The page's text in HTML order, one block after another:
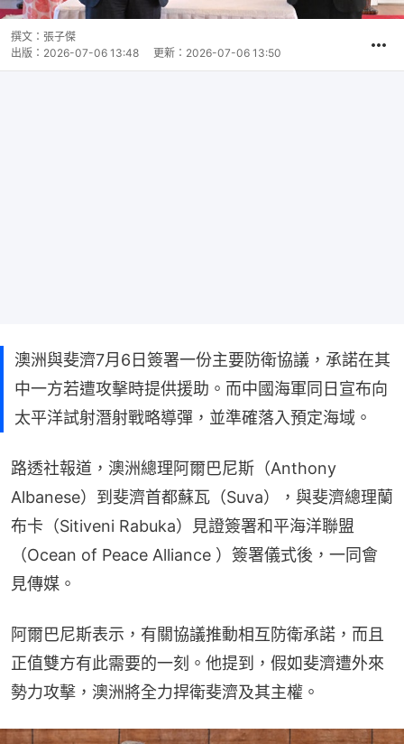
撰文： 張子傑
出版： 2026-07-06 13:48 更新： 2026-07-06 13:50
澳洲與斐濟7月6日簽署一份主要防衛協議，承諾在其
中一方若遭攻擊時提供援助。而中國海軍同日宣布向
太平洋試射潛射戰略導彈，並準確落入預定海域。
路透社報道，澳洲總理阿爾巴尼斯（Anthony
Albanese）到斐濟首都蘇瓦（Suva），與斐濟總理蘭
布卡（Sitiveni Rabuka）見證簽署和平海洋聯盟
（Ocean of Peace Alliance ）簽署儀式後，一同會
見傳媒。
阿爾巴尼斯表示，有關協議推動相互防衛承諾，而且
正值雙方有此需要的一刻。他提到，假如斐濟遭外來
勢力攻擊，澳洲將全力捍衛斐濟及其主權。